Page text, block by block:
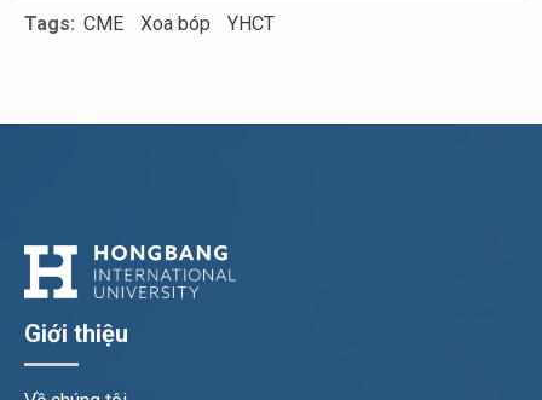
Tags: CME Xoa bóp YHCT
Giới thiệu